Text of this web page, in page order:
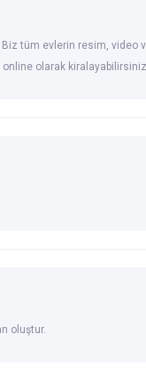
tüm evlerin resim, video
online olarak
oluştur.